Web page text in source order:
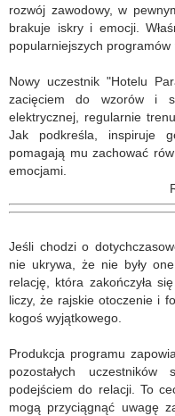
rozwój zawodowy, w
brakuje iskry i emocji.
popularniejszych programów
Nowy uczestnik "Hotelu
zacięciem do wzorów i
elektrycznej, regularnie
Jak podkreśla, inspiruje
pomagają mu zachować
emocjami.
Jeśli chodzi o
nie ukrywa, że nie były
relację, która zakończyła
liczy, że rajskie otoczenie i
kogoś wyjątkowego.
Produkcja programu
pozostałych uczestników
podejściem do relacji. To
mogą przyciągnąć uwagę